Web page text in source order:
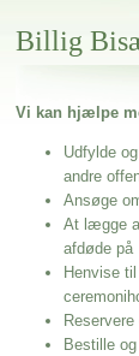
Billig
Vi kan hjælpe
Udfylde
andre
Ansøge
At lægge
afdøde på
Henvise
Bestille